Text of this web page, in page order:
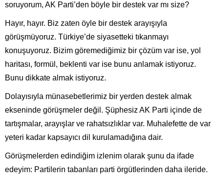
soruyorum, AK Parti’den böyle bir destek var mı size?
Hayır, hayır. Biz zaten öyle bir destek arayışıyla
görüşmüyoruz. Türkiye’de siyasetteki tıkanmayı
konuşuyoruz. Bizim göremediğimiz bir çözüm var ise, yol
haritası, formül, beklenti var ise bunu anlamak istiyoruz.
Bunu dikkate almak istiyoruz.
Dolayısıyla münasebetlerimiz bir yerden destek almak
ekseninde görüşmeler değil. Şüphesiz AK Parti içinde de
tartışmalar, arayışlar ve rahatsızlıklar var. Muhalefette de var
yeteri kadar kapsayıcı dil kurulamadığına dair.
Görüşmelerden edindiğim izlenim olarak şunu da ifade
edeyim: Partilerin tabanları parti örgütlerinden daha ileride.